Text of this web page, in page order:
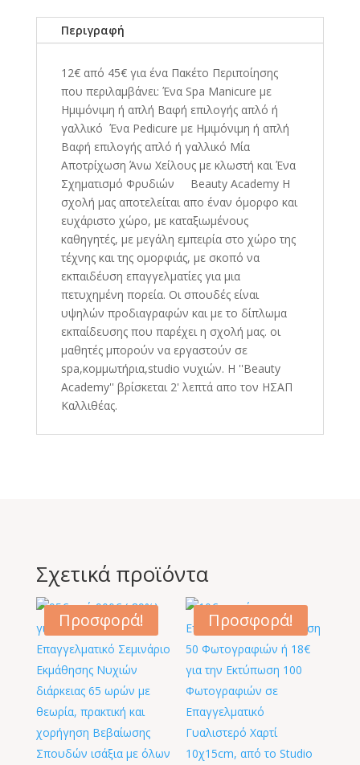
Περιγραφή
12€ από 45€ για ένα Πακέτο Περιποίησης
που περιλαμβάνει: Ένα Spa Manicure με
Ημιμόνιμη ή απλή Βαφή επιλογής απλό ή
γαλλικό Ένα Pedicure με Ημιμόνιμη ή απλή
Βαφή επιλογής απλό ή γαλλικό Μία
Αποτρίχωση Άνω Χείλους με κλωστή και Ένα
Σχηματισμό Φρυδιών Beauty Academy Η
σχολή μας αποτελείται απο έναν όμορφο και
ευχάριστο χώρο, με καταξιωμένους
καθηγητές, με μεγάλη εμπειρία στο χώρο της
τέχνης και της ομορφιάς, με σκοπό να
εκπαιδέυση επαγγελματίες για μια
πετυχημένη πορεία. Οι σπουδές είναι
υψηλών προδιαγραφών και με το δίπλωμα
εκπαίδευσης που παρέχει η σχολή μας. οι
μαθητές μπορούν να εργαστούν σε
spa,κομμωτήρια,studio νυχιών. Η ''Beauty
Academy'' βρίσκεται 2' λεπτά απο τον ΗΣΑΠ
Καλλιθέας.
Σχετικά προϊόντα
Προσφορά! Προσφορά!